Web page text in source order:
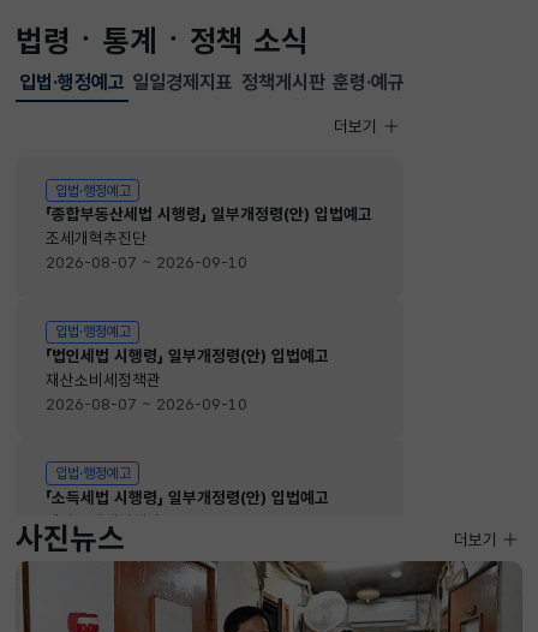
법령ㆍ통계ㆍ정책 소식
입법·행정예고
선택됨
입법·행정예고
입법·행정예고
「종합부동산세법 시행령」 일부개정령(안) 입법예고
조세개혁추진단
2026-08-07 ~ 2026-09-10
입법·행정예고
「법인세법 시행령」 일부개정령(안) 입법예고
재산소비세정책관
2026-08-07 ~ 2026-09-10
입법·행정예고
「소득세법 시행령」 일부개정령(안) 입법예고
재산소비세정책관
2026-08-07 ~ 2026-09-10
입법·행정예고
더보기
일일경제지표 정책게시판 훈령·예규
사진뉴스 사진뉴스
더보기